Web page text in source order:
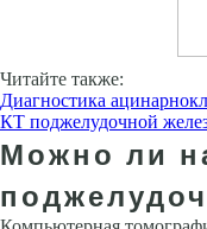
Читайте также:
Диагностика
КТ поджелудочной
Можно ли